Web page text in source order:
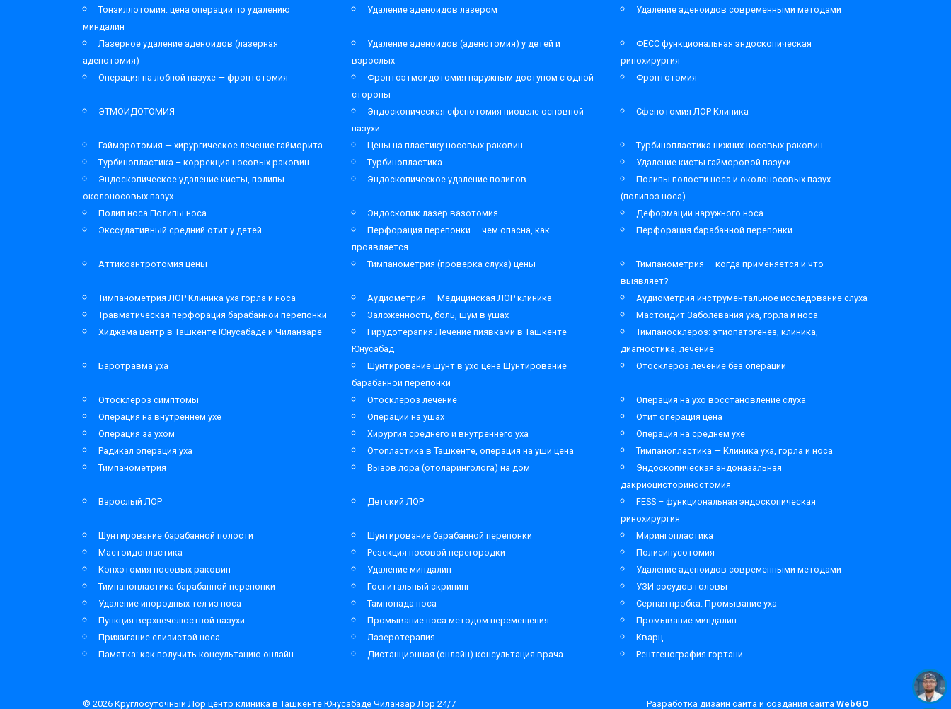
Тонзиллотомия: цена операции по удалению
миндалин
Удаление аденоидов лазером Удаление аденоидов современными методами
Лазерное удаление аденоидов (лазерная
аденотомия)
Удаление аденоидов (аденотомия) у детей и
взрослых
ФЕСС функциональная эндоскопическая
ринохирургия
Операция на лобной пазухе — фронтотомия
Фронтоэтмоидотомия наружным доступом с одной
стороны
Фронтотомия
ЭТМОИДОТОМИЯ
Эндоскопическая сфенотомия пиоцеле основной
пазухи
Сфенотомия ЛОР Клиника
Гайморотомия — хирургическое лечение гайморита Цены на пластику носовых раковин
Турбинопластика нижних носовых раковин
Турбинопластика – коррекция носовых раковин
Турбинопластика
Удаление кисты гайморовой пазухи
Эндоскопическое удаление кисты, полипы
околоносовых пазух
Эндоскопическое удаление полипов
Полипы полости носа и околоносовых пазух
(полипоз носа)
Полип носа Полипы носа
Эндоскопик лазер вазотомия
Деформации наружного носа
Экссудативный средний отит у детей
Перфорация перепонки — чем опасна, как
проявляется
Перфорация барабанной перепонки
Аттикоантротомия цены Тимпанометрия (проверка слуха) цены
Тимпанометрия — когда применяется и что
выявляет?
Тимпанометрия ЛОР Клиника уха горла и носа
Аудиометрия — Медицинская ЛОР клиника
Аудиометрия инструментальное исследование слуха
Травматическая перфорация барабанной перепонки
Заложенность, боль, шум в ушах
Мастоидит Заболевания уха, горла и носа
Хиджама центр в Ташкенте Юнусабаде и Чиланзаре
Гирудотерапия Лечение пиявками в Ташкенте
Юнусабад
Тимпаносклероз: этиопатогенез, клиника,
диагностика, лечение
Баротравма уха
Шунтирование шунт в ухо цена Шунтирование
барабанной перепонки
Отосклероз лечение без операции
Отосклероз симптомы Отосклероз лечение
Операция на ухо восстановление слуха
Операция на внутреннем ухе
Операции на ушах
Отит операция цена
Операция за ухом
Хирургия среднего и внутреннего уха
Операция на среднем ухе
Радикал операция уха
Отопластика в Ташкенте, операция на уши цена
Тимпанопластика — Клиника уха, горла и носа
Тимпанометрия
Вызов лора (отоларинголога) на дом
Эндоскопическая эндоназальная
дакриоцисториностомия
Взрослый ЛОР
Детский ЛОР
FESS – функциональная эндоскопическая
ринохирургия
Шунтирование барабанной полости
Шунтирование барабанной перепонки
Мирингопластика
Мастоидопластика
Резекция носовой перегородки
Полисинусотомия
Конхотомия носовых раковин
Удаление миндалин
Удаление аденоидов современными методами
Тимпанопластика барабанной перепонки
Госпитальный скрининг
УЗИ сосудов головы
Удаление инородных тел из носа
Тампонада носа
Серная пробка. Промывание уха
Пункция верхнечелюстной пазухи
Промывание носа методом перемещения
Промывание миндалин
Прижигание слизистой носа
Лазеротерапия
Кварц
Памятка: как получить консультацию онлайн
Дистанционная (онлайн) консультация врача Рентгенография гортани
© 2026 Круглосуточный Лор центр клиника в Ташкенте Юнусабаде Чиланзар Лор 24/7 Разработка дизайн сайта и создания сайта WebGO